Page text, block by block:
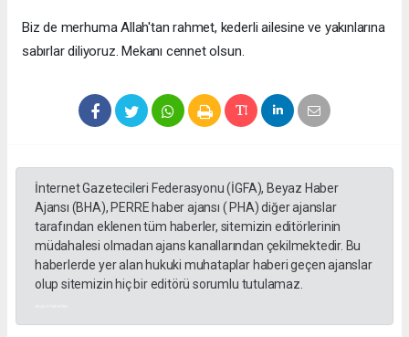
Biz de merhuma Allah'tan rahmet, kederli ailesine ve yakınlarına
sabırlar diliyoruz. Mekanı cennet olsun.
İnternet Gazetecileri Federasyonu (İGFA), Beyaz Haber
Ajansı (BHA), PERRE haber ajansı ( PHA) diğer ajanslar
tarafından eklenen tüm haberler, sitemizin editörlerinin
müdahalesi olmadan ajans kanallarından çekilmektedir. Bu
haberlerde yer alan hukuki muhataplar haberi geçen ajanslar
olup sitemizin hiç bir editörü sorumlu tutulamaz.